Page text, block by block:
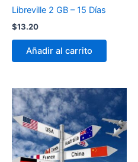
Libreville 2 GB – 15 Días
$13.20
Añadir al carrito